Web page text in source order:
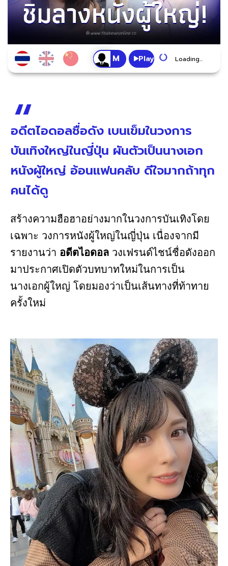
Play Loading...
อดีตไอดอลชื่อดัง เบนเข็มในวงการ
บันเทิงใหญ่ในญี่ปุ่น ผันตัวเป็นนางเอก
หนังผู้ใหญ่ อ้อนแฟนคลับ ดีใจมากถ้าทุก
คนได้ดู
สร้างความฮือฮาอย่างมากในวงการบันเทิงโดย
เฉพาะ วงการหนังผู้ใหญ่ในญี่ปุ่น เนื่องจากมี
รายงานว่า อดีตไอดอล วงเฟรนด์ไชน์ชื่อดังออก
มาประกาศเปิดตัวบทบาทใหม่ในการเป็น
นางเอกผู้ใหญ่ โดยมองว่าเป็นเส้นทางที่ท้าทาย
ครั้งใหม่